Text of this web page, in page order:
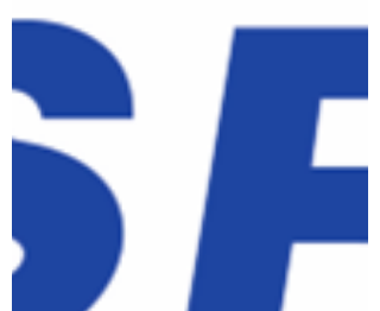
ja virvokkeiden kera. Tervetuloa mukaan
puuhailemaan ja viettämään rentoa
talkoopäivää hyvässä seurassa! Terveisin
Katin isännistö & Salon Pursiseura ry